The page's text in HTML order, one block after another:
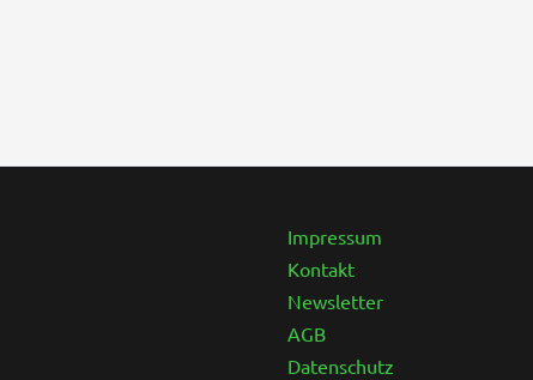
Impressum
Kontakt
Newsletter
AGB
Datenschutz